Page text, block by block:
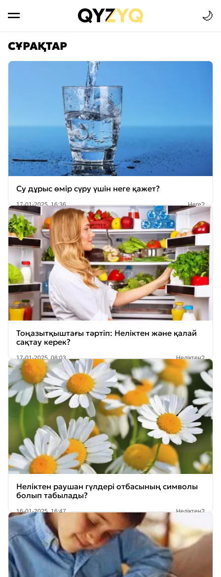
🌙
СҰРАҚТАР
Су дұрыс өмір сүру үшін неге қажет?
17-01-2025, 16:36 Неге?
Тоңазытқыштағы тәртіп: Неліктен және қалай
сақтау керек?
17-01-2025, 08:03 Неліктен?
Неліктен раушан гүлдері отбасының символы
болып табылады?
16-01-2025, 16:47 Неліктен?